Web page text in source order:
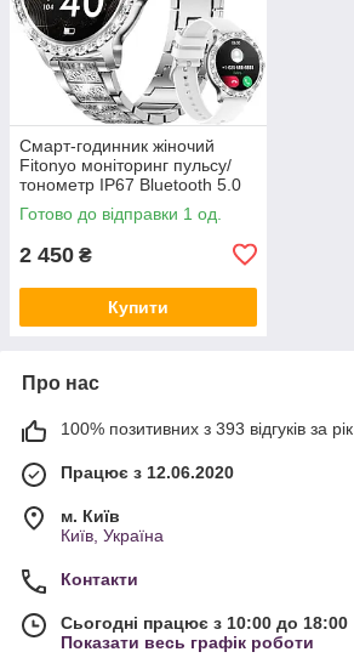
Смарт-годинник жіночий
Fitonyo моніторинг пульсу/
тонометр IP67 Bluetooth 5.0
Готово до відправки 1 од.
2 450 ₴
Купити
Про нас
100% позитивних з 393 відгуків за рік
Працює з 12.06.2020
м. Київ
Київ, Україна
Контакти
Сьогодні працює з 10:00 до 18:00
Показати весь графік роботи